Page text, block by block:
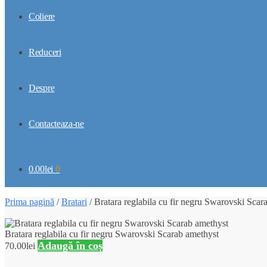
Coliere
Reduceri
Despre
Contacteaza-ne
0.00lei 0
Prima pagină /Bratari /Bratara reglabila cu fir negru Swarovski
Bratara reglabila cu fir negru Swarovski Scarab amethyst
70.00lei Adaugă în coș